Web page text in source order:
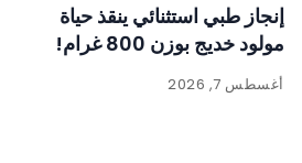
إنجاز طبي استثنائي ينقذ حياة
مولود خديج بوزن 800 غرام!
أغسطس 7, 2026